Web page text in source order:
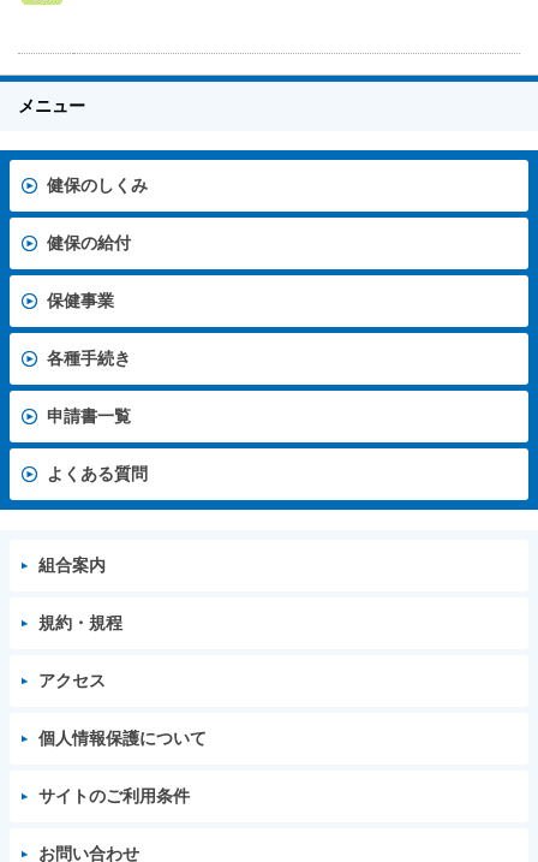
メニュー
健保のしくみ
健保の給付
保健事業
各種手続き
申請書一覧
よくある質問
組合案内
規約・規程
アクセス
個人情報保護について
サイトのご利用条件
お問い合わせ